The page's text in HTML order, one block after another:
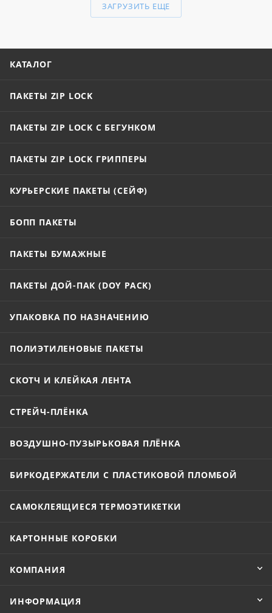
ЗАГРУЗИТЬ ЕЩЕ
КАТАЛОГ
ПАКЕТЫ ZIP LOCK
ПАКЕТЫ ZIP LOCK С БЕГУНКОМ
ПАКЕТЫ ZIP LOCK ГРИППЕРЫ
КУРЬЕРСКИЕ ПАКЕТЫ (СЕЙФ)
БОПП ПАКЕТЫ
ПАКЕТЫ БУМАЖНЫЕ
ПАКЕТЫ ДОЙ-ПАК (DOY PACK)
УПАКОВКА ПО НАЗНАЧЕНИЮ
ПОЛИЭТИЛЕНОВЫЕ ПАКЕТЫ
СКОТЧ И КЛЕЙКАЯ ЛЕНТА
СТРЕЙЧ-ПЛЁНКА
ВОЗДУШНО-ПУЗЫРЬКОВАЯ ПЛЁНКА
БИРКОДЕРЖАТЕЛИ С ПЛАСТИКОВОЙ ПЛОМБОЙ
САМОКЛЕЯЩИЕСЯ ТЕРМОЭТИКЕТКИ
КАРТОННЫЕ КОРОБКИ
КОМПАНИЯ
ИНФОРМАЦИЯ